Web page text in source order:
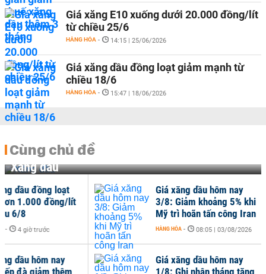
Giá xăng E10 xuống dưới 20.000 đồng/lít
từ chiều 25/6
HÀNG HÓA - 14:15 | 25/06/2026
Giá xăng dầu đồng loạt giảm mạnh từ
chiều 18/6
HÀNG HÓA - 15:47 | 18/06/2026
Cùng chủ đề
Xăng dầu
dầu đồng loạt
1.000 đồng/lít
6/8
4 giờ trước
dầu hôm nay
đà giảm thêm
Giá xăng dầu hôm nay
3/8: Giảm khoảng 5% khi
Mỹ trì hoãn tấn công Iran
HÀNG HÓA - 08:05 | 03/08/2026
Giá xăng dầu hôm nay
1/8: Ghi nhận tháng tăng